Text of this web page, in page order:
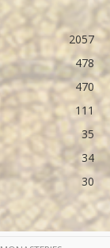
2057
478
470
111
35
34
30